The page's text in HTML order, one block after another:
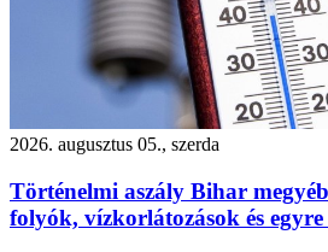
2026. augusztus 05., szerda
Történelmi aszály Bihar
folyók, vízkorlátozások és